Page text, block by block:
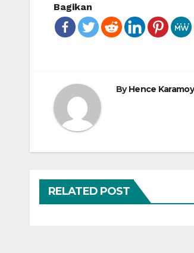
Bagikan
ByHence
RELATED POST